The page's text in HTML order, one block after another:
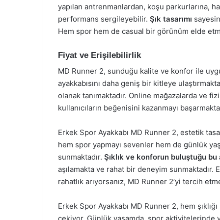
yapılan antrenmanlardan, koşu parkurlarına,
performans sergileyebilir. Şık tasarımı
Hem spor hem de casual bir görünüm elde
Fiyat ve Erişilebilirlik
MD Runner 2, sunduğu kalite ve konfor ile
ayakkabısını daha geniş bir kitleye
olanak tanımaktadır. Online mağazalarda ve
kullanıcıların beğenisini kazanmayı
Erkek Spor Ayakkabı MD Runner 2, estetik
hem spor yapmayı sevenler hem de günlük
sunmaktadır. Şıklık ve konforun buluştuğu bu
aşılamakta ve rahat bir deneyim
rahatlık arıyorsanız, MD Runner 2’yi tercih
Erkek Spor Ayakkabı MD Runner 2, hem